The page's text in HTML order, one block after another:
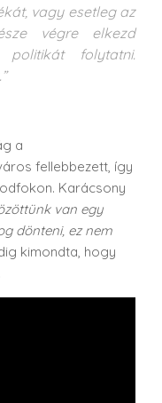
vagy esetleg az
végre elkezd
politikát folytatni.
a
fellebbezett, így
Karácsony
van egy
dönteni, ez nem
kimondta, hogy